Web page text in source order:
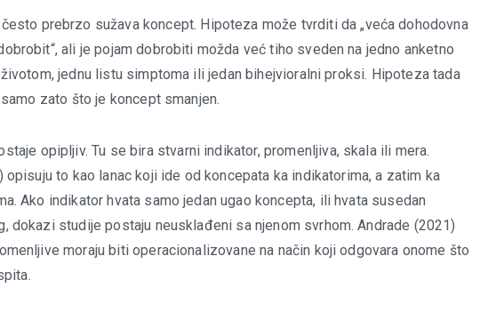
prebrzo sužava koncept. Hipoteza može tvrditi da „veća dohodovna
ali je pojam dobrobiti možda već tiho sveden na jedno anketno
jednu listu simptoma ili jedan bihejvioralni proksi. Hipoteza tada
zato što je koncept smanjen.
opipljiv. Tu se bira stvarni indikator, promenljiva, skala ili mera.
to kao lanac koji ide od koncepata ka indikatorima, a zatim ka
Ako indikator hvata samo jedan ugao koncepta, ili hvata susedan
dokazi studije postaju neusklađeni sa njenom svrhom. Andrade (2021)
moraju biti operacionalizovane na način koji odgovara onome što